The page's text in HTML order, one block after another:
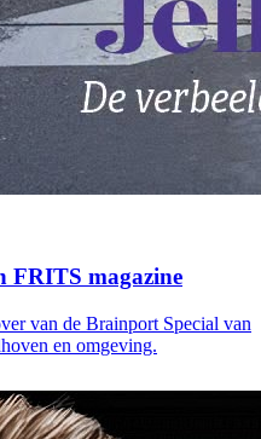
FRITS magazine
van de Brainport Special van
en omgeving.